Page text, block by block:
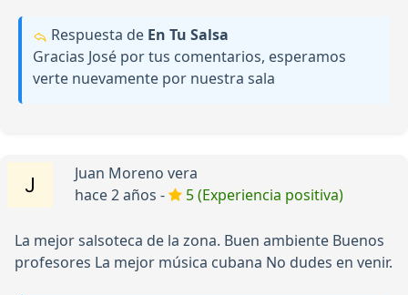
Respuesta de En Tu Salsa
Gracias José por tus comentarios, esperamos
verte nuevamente por nuestra sala
Juan Moreno vera
hace 2 años -
5 (Experiencia positiva)
La mejor salsoteca de la zona. Buen ambiente Buenos
profesores La mejor música cubana No dudes en venir.